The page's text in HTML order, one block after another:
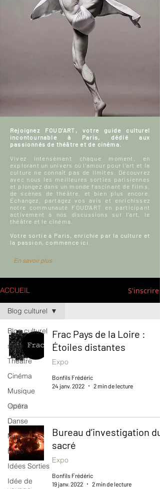
Rejoignez FOUD'ART, votre guide culturel
incontournable à Paris, dédié aux
passionnés de théâtre et de cinéma.
Vivez intensément chaque moment, en
explorant un univers où l'amour pour l'art et la
culture ne connaît pas de limites. Découvrez
avec nous les meilleures sorties parisiennes
et plongez dans un monde fascinant de films,
de scènes de théâtre, et bien plus encore.
Échangez, partagez vos avis et enrichissez
notre communauté FOUD'ART en participant
activement à nos discussions sur l’art, le
théâtre et le cinéma.
Votre sortie à Paris, enrichie par la culture et
la passion, commence ici.
En savoir plus
ACCUEIL S'inscrire
Blog culturel
serie
Théâtre
Cinéma
Musique
Opéra
Danse
Musée
Expo
Idées Sorties
Idée de
Blog culturel
Frac Pays de la Loire :
Étoiles distantes
Expo
Bonfils Frédéric
24 janv. 2022
2 min de lecture
Bureau d’investigation du
sacré
Expo
Bonfils Frédéric
19 janv. 2022
2 min de lecture